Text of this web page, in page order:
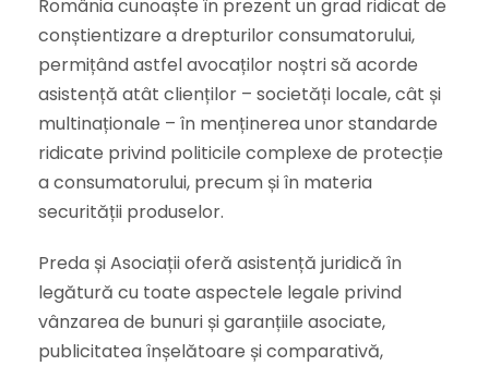
România cunoaște în prezent un grad ridicat de
conștientizare a drepturilor consumatorului,
permițând astfel avocaților noștri să acorde
asistență atât clienților – societăți locale, cât și
multinaționale – în menținerea unor standarde
ridicate privind politicile complexe de protecție
a consumatorului, precum și în materia
securității produselor.
Preda și Asociații oferă asistență juridică în
legătură cu toate aspectele legale privind
vânzarea de bunuri și garanțiile asociate,
publicitatea înșelătoare și comparativă,